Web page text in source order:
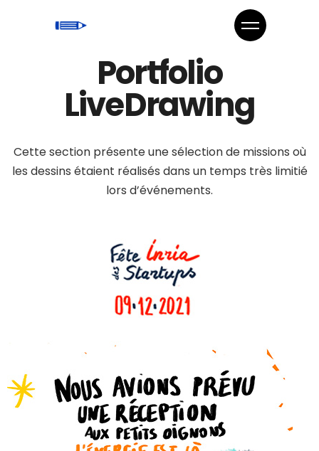
Portfolio
LiveDrawing
Cette section présente une sélection de missions où
les dessins étaient réalisés dans un temps très limitié
lors d’événements.